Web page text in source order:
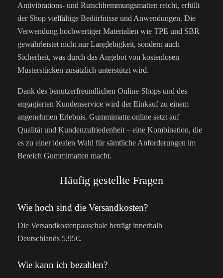
Antivibrations- und Rutschhemmungsmatten reicht, erfüllt
der Shop vielfältige Bedürfnisse und Anwendungen. Die
Verwendung hochwertiger Materialien wie TPE und SBR
gewährleistet nicht nur Langlebigkeit, sondern auch
Sicherheit, was durch das Angebot von kostenlosen
Musterstücken zusätzlich unterstützt wird.
Dank des benutzerfreundlichen Online-Shops und des
engagierten Kundenservice wird der Einkauf zu einem
angenehmen Erlebnis. Gummimatte.online setzt auf
Qualität und Kundenzufriedenheit – eine Kombination, die
es zu einer idealen Wahl für sämtliche Anforderungen im
Bereich Gummimatten macht.
Häufig gestellte Fragen
Wie hoch sind die Versandkosten?
Die Versandkostenpauschale beträgt innerhalb
Deutschlands 5,95€.
Wie kann ich bezahlen?